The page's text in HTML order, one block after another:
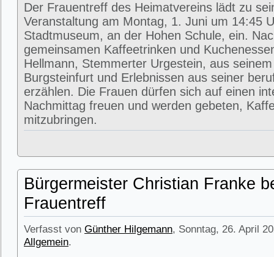
Der Frauentreff des Heimatvereins lädt zu
Veranstaltung am Montag, 1. Juni um 14:45
Stadtmuseum, an der Hohen Schule, ein.
gemeinsamen Kaffeetrinken und
Hellmann, Stemmerter Urgestein, aus
Burgsteinfurt und Erlebnissen aus seiner
erzählen. Die Frauen dürfen sich auf einen
Nachmittag freuen und werden gebeten,
mitzubringen.
Bürgermeister Christian Franke
Frauentreff
Verfasst von Günther Hilgemann, Sonntag, 26. April
Allgemein.